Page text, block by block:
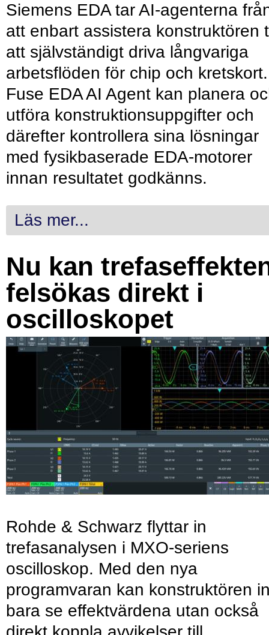
Siemens EDA tar AI-agenterna
att enbart assistera konstruktören
att självständigt driva långvariga
arbetsflöden för chip och kretskort.
Fuse EDA AI Agent kan planera
utföra konstruktionsuppgifter och
därefter kontrollera sina lösningar
med fysikbaserade EDA-motorer
innan resultatet godkänns.
Läs mer...
Nu kan
felsökas direkt i
oscilloskopet
Rohde & Schwarz flyttar in
trefasanalysen i MXO-seriens
oscilloskop. Med den nya
programvaran kan konstruktören
bara se effektvärdena utan också